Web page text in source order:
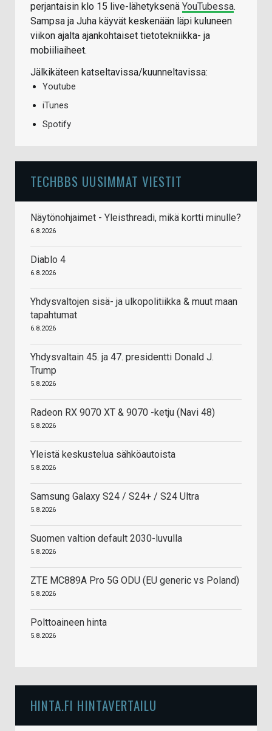
perjantaisin klo 15 live-lähetyksenä YouTubessa.
Sampsa ja Juha käyvät keskenään läpi kuluneen
viikon ajalta ajankohtaiset tietotekniikka- ja
mobiiliaiheet.
Jälkikäteen katseltavissa/kuunneltavissa:
Youtube
iTunes
Spotify
TECHBBS UUSIMMAT VIESTIT
Näytönohjaimet - Yleisthreadi, mikä kortti minulle?
6.8.2026
Diablo 4
6.8.2026
Yhdysvaltojen sisä- ja ulkopolitiikka & muut maan
tapahtumat
6.8.2026
Yhdysvaltain 45. ja 47. presidentti Donald J.
Trump
5.8.2026
Radeon RX 9070 XT & 9070 -ketju (Navi 48)
5.8.2026
Yleistä keskustelua sähköautoista
5.8.2026
Samsung Galaxy S24 / S24+ / S24 Ultra
5.8.2026
Suomen valtion default 2030-luvulla
5.8.2026
ZTE MC889A Pro 5G ODU (EU generic vs Poland)
5.8.2026
Polttoaineen hinta
5.8.2026
HINTA.FI HINTAVERTAILU